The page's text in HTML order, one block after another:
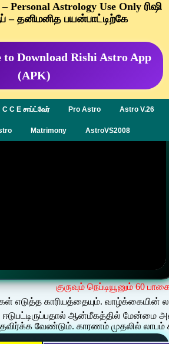
Personal Astrology Use Only ரிஷி
தனிமனித பயன்பாட்டிற்கே
Download Rishi Astro App
(APK)
C C E சாப்ட்வேர் Pro Astro Astro V.26
Matrimony AstroVS2008
குருவும் நெப்டியூனும் 60
காரியத்தையும். வாழ்க்கையின்
ஆன்மீகத்தில் மேன்மை
வேண்டும். காரணம் முதலில் லாபம்